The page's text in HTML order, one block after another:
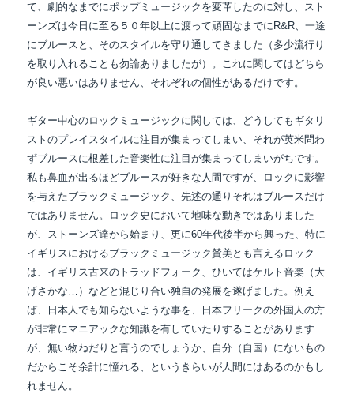
て、劇的なまでにポップミュージックを変革したのに対し、スト
ーンズは今日に至る５０年以上に渡って頑固なまでにR&R、一途
にブルースと、そのスタイルを守り通してきました（多少流行り
を取り入れることも勿論ありましたが）。これに関してはどちら
が良い悪いはありません、それぞれの個性があるだけです。
ギター中心のロックミュージックに関しては、どうしてもギタリ
ストのプレイスタイルに注目が集まってしまい、それが英米問わ
ずブルースに根差した音楽性に注目が集まってしまいがちです。
私も鼻血が出るほどブルースが好きな人間ですが、ロックに影響
を与えたブラックミュージック、先述の通りそれはブルースだけ
ではありません。ロック史において地味な動きではありました
が、ストーンズ達から始まり、更に60年代後半から興った、特に
イギリスにおけるブラックミュージック賛美とも言えるロック
は、イギリス古来のトラッドフォーク、ひいてはケルト音楽（大
げさかな…）などと混じり合い独自の発展を遂げました。例え
ば、日本人でも知らないような事を、日本フリークの外国人の方
が非常にマニアックな知識を有していたりすることがあります
が、無い物ねだりと言うのでしょうか、自分（自国）にないもの
だからこそ余計に憧れる、というきらいが人間にはあるのかもし
れません。